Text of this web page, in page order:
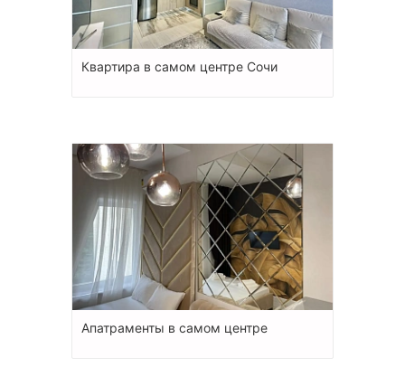
Квартира в самом центре Сочи
Апатраменты в самом центре